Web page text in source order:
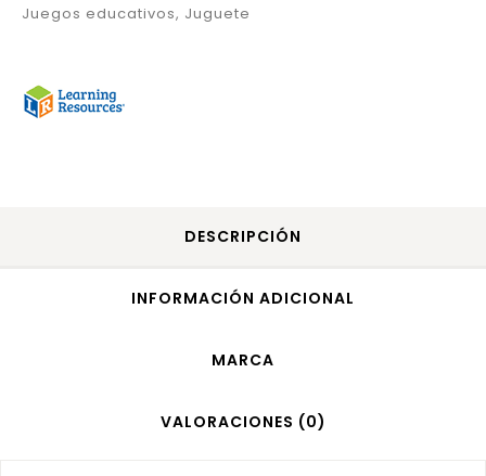
Juegos educativos, Juguete
DESCRIPCIÓN
INFORMACIÓN ADICIONAL
MARCA
VALORACIONES (0)